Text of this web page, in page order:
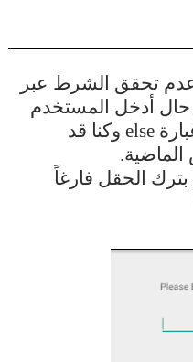
عدم تحقق الشرط عبر
حال أدخل المستخدم
elseوكنا قد
الماضية.
الحقل فارغاً